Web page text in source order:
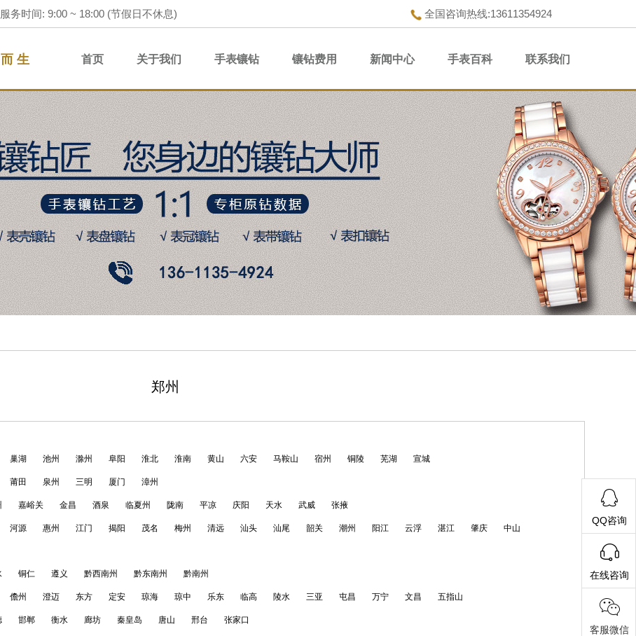
服务时间: 9:00 ~ 18:00 (节假日不休息) 全国咨询热线:13611354924
生 首页 关于我们 手表镶钻 镶钻费用 新闻中心 手表百科 联系我们
郑州
巢湖 池州 滁州 阜阳 淮北 淮南 黄山 六安 马鞍山 宿州 铜陵 芜湖 宣城
莆田 泉州 三明 厦门 漳州
嘉峪关 金昌 酒泉 临夏州 陇南 平凉 庆阳 天水 武威 张掖
河源 惠州 江门 揭阳 茂名 梅州 清远 汕头 汕尾 韶关 潮州 阳江 云浮 湛江 肇庆 中山
铜仁 遵义 黔西南州 黔东南州 黔南州
儋州 澄迈 东方 定安 琼海 琼中 乐东 临高 陵水 三亚 屯昌 万宁 文昌 五指山
邯郸 衡水 廊坊 秦皇岛 唐山 邢台 张家口
QQ咨询
在线咨询
客服微信